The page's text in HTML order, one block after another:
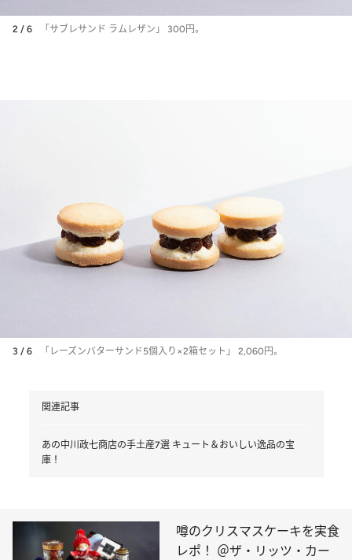
2 / 6 「サブレサンド ラムレザン」 300円。
3 / 6 「レーズンバターサンド5個入り×2箱セット」 2,060円。
関連記事
あの中川政七商店の手土産7選 キュート＆おいしい逸品の宝
庫！
噂のクリスマスケーキを実食
レポ！ ＠ザ・リッツ・カー